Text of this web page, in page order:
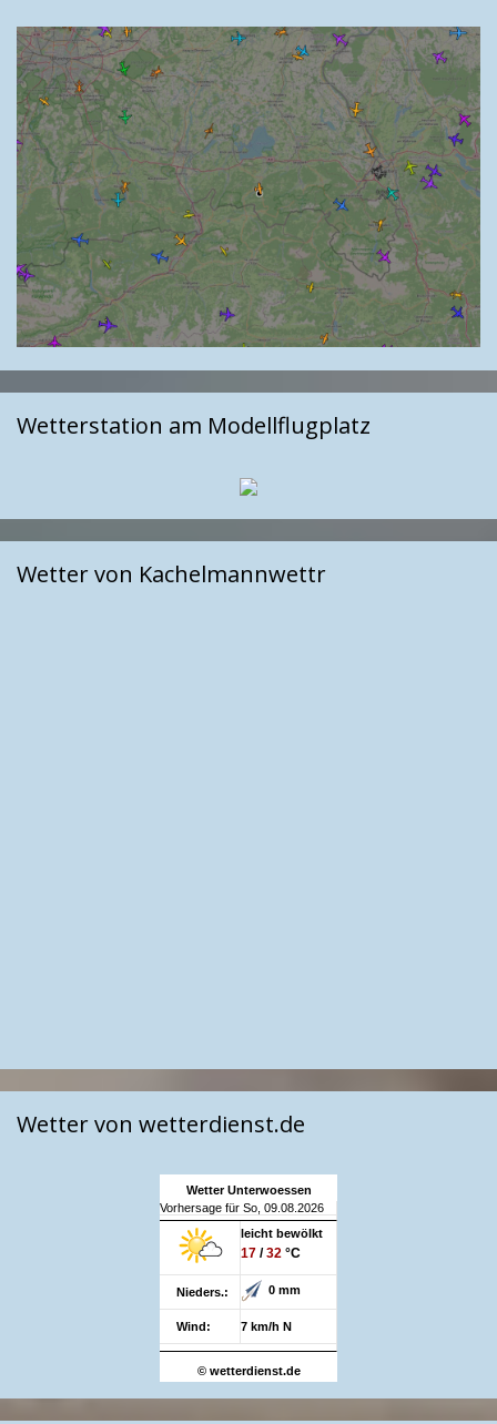
Wetterstation am Modellflugplatz
Wetter von Kachelmannwettr
Wetter von wetterdienst.de
Wetter Unterwoessen
Vorhersage für So, 09.08.2026
leicht bewölkt
17 /32 °C
Nieders.: 0 mm
Wind: 7 km/h N
© wetterdienst.de